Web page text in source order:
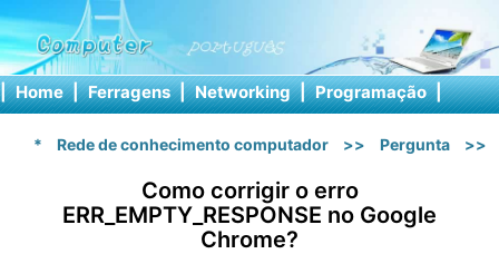
| Home | Ferragens | Networking | Programação |
* Rede de conhecimento computador >> Pergunta >>
Como corrigir o erro
ERR_EMPTY_RESPONSE no Google
Chrome?